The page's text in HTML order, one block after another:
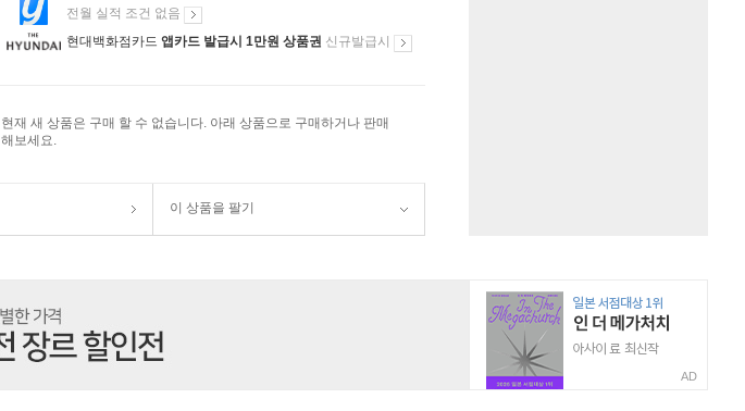
전월 실적 조건 없음
현대백화점카드 앱카드 발급시 1만원 상품권 신규발급시
현재 새 상품은 구매 할 수 없습니다. 아래 상품으로 구매하거나 판매
해보세요.
이 상품을 팔기
AD